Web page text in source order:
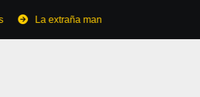
La extraña manera de convertirse en familia